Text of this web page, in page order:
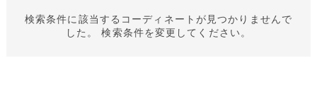
検索条件に該当するコーディネートが見つかりませんで
した。 検索条件を変更してください。